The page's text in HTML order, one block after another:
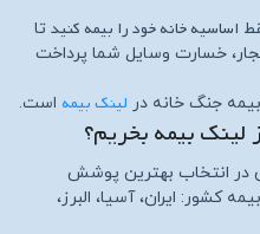
اساسیه خانه خود را بیمه کنید تا
خسارت وسایل شما پرداخت
جنگ خانه در لینک بیمه است.
لینک بیمه بخریم؟
در انتخاب بهترین پوشش
کشور: ایران، آسیا، البرز،